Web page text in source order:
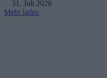
31. Juli 2026
Mehr laden